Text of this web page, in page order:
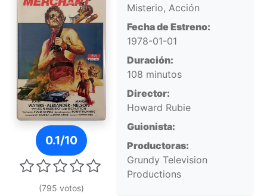
Póster de The Scalp Merchant
0.1/10
(795 votos)
Misterio, Acción
Fecha de Estreno:
1978-01-01
Duración:
108 minutos
Director:
Howard Rubie
Guionista:
Productoras:
Grundy Television
Productions